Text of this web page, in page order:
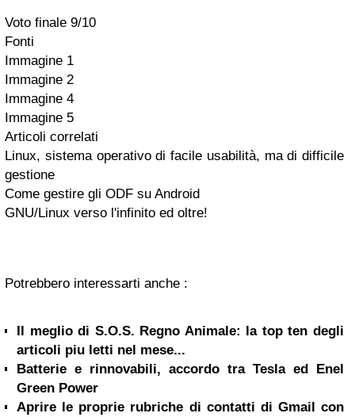
Voto finale 9/10
Fonti
Immagine 1
Immagine 2
Immagine 4
Immagine 5
Articoli correlati
Linux, sistema operativo di facile usabilità, ma di difficile
gestione
Come gestire gli ODF su Android
GNU/Linux verso l'infinito ed oltre!
Potrebbero interessarti anche :
Il meglio di S.O.S. Regno Animale: la top ten degli
articoli piu letti nel mese...
Batterie e rinnovabili, accordo tra Tesla ed Enel
Green Power
Aprire le proprie rubriche di contatti di Gmail con